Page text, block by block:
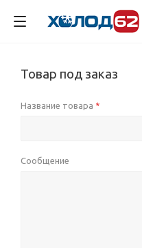
Товар под заказ
Название товара *
Сообщение